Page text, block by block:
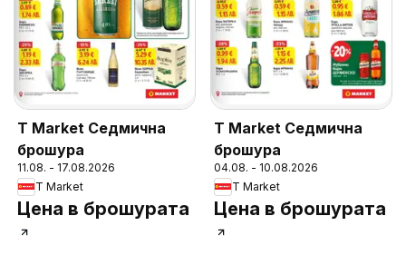
T Market Седмична
брошура
11.08. - 17.08.2026
T Market
Цена в брошурата
T Market Седмична
брошура
04.08. - 10.08.2026
T Market
Цена в брошурата